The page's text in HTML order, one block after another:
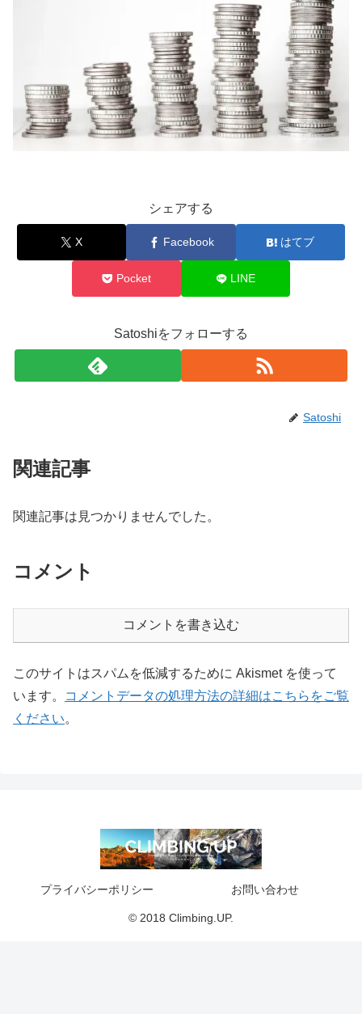
シェアする
X Facebook はてブ
Pocket LINE
Satoshiをフォローする
Satoshi
関連記事
関連記事は見つかりませんでした。
コメント
コメントを書き込む
このサイトはスパムを低減するために Akismet を使って
います。
コメントデータの処理方法の詳細はこちらをご覧
ください。
プライバシーポリシー お問い合わせ
© 2018 Climbing.UP.